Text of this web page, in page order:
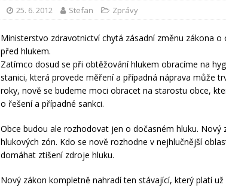
25. 6. 2012 Stefan Zprávy
Ministerstvo zdravotnictví chytá zásadní změnu zákona o
před hlukem.
Zatímco dosud se při obtěžování hlukem obracíme na
stanici, která provede měření a případná náprava může
roky, nově se budeme moci obracet na starostu obce,
o řešení a případné sankci.
Obce budou ale rozhodovat jen o dočasném hluku. Nový
hlukových zón. Kdo se nově rozhodne v nejhlučnější
domáhat ztišení zdroje hluku.
Nový zákon kompletně nahradí ten stávající, který platí